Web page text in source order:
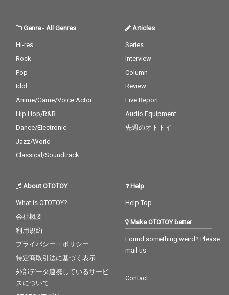
歌手や指揮者と演奏
家、ポップスターやラ
ッパーがステージの中
い語られるのは人間の
る聴衆という図式は数
百年変わっていない。
は特に21世紀に入って
から様々な限界を露呈
して終末に向かうスピ
ードは加速しているよ
人間の物語に固執する
よりは、違う可能性を
間後の世界を夢想する
方が、この終わりに向
箋、ヒントとして有効
な気がしている。 世界
は刻々と終わりに向か
っている。アンドロイ
ドオペラはその終わり
歌手や指揮者と演奏
家、ポップスターやラ
ッパーがステージの中
い語られるのは人間の
生や性、愛と死と言っ
た人間の物語であり、
る聴衆という図式は数
百年変わっていない。
は特に21世紀に入って
人間の物語に固執する
よりは、違う可能性を
模索する、もしくは人
間後の世界を夢想する
方が、この終わりに向
かう世界に対する処方
箋、ヒントとして有効
っている。アンドロイ
Genre- All Genres
Hi-res
Rock
Pop
Idol
Anime/Game/Voice Actor
Hip Hop/R&B
Dance/Electronic
Jazz/World
Classical/Soundtrack
Articles
Series
Interview
Column
Review
Live Report
Audio Equipment
先週のオトトイ
About OTOTOY
What is OTOTOY?
会社概要
利用規約
プライバシー・ポリシー
特定商取引法に基づく表示
外部データ連携しているサービ
スについて
Help
Help Top
Make OTOTOY better
Found something weird? Please
mail us
Contact